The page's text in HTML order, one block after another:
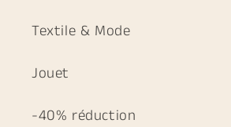
Textile & Mode
Jouet
-40% réduction